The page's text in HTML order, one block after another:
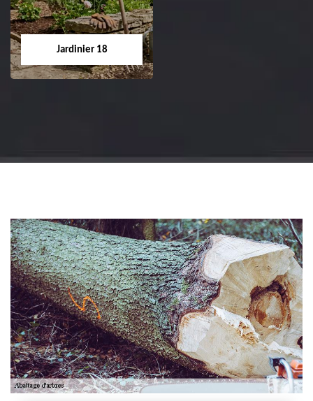
Entreprise dessouchage
arbre et haie 18 Cher
Jardinier 18